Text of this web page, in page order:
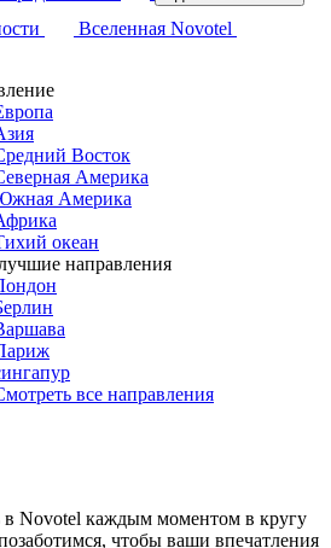
Вселенная Novotel
Восток
Америка
Америка
океан
направления
все направления
в Novotel каждым моментом в кругу
чтобы ваши впечатления